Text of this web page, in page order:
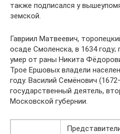
также подписался у
земской.
Гавриил Матвеевич,
осаде Смоленска, в 1634
умер от раны Никита
Трое Ершовых владели
году. Василий Семёнович
государственный деятель,
Московской губернии.